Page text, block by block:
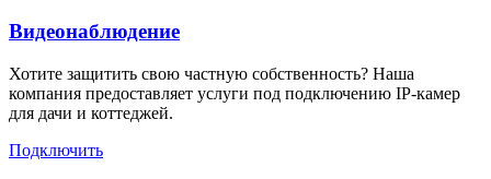
Видеонаблюдение
Хотите защитить свою частную собственность? Наша
компания предоставляет услуги под подключению IP-камер
для дачи и коттеджей.
Подключить